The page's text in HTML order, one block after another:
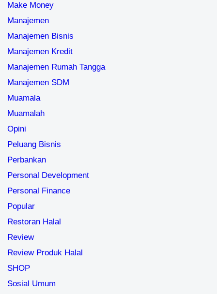
Make Money
Manajemen
Manajemen Bisnis
Manajemen Kredit
Manajemen Rumah Tangga
Manajemen SDM
Muamala
Muamalah
Opini
Peluang Bisnis
Perbankan
Personal Development
Personal Finance
Popular
Restoran Halal
Review
Review Produk Halal
SHOP
Sosial Umum